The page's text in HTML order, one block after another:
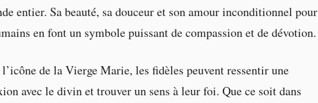
entier. Sa beauté, sa douceur et son amour inconditionnel pour
en font un symbole puissant de compassion et de dévotion.
de la Vierge Marie, les fidèles peuvent ressentir une
avec le divin et trouver un sens à leur foi. Que ce soit dans